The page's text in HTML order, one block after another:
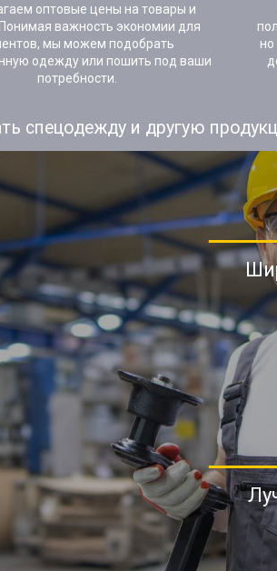
оптовые цены на товары и
Понимая важность экономии для
мы можем подобрать
одежду или пошить под ваши
потребности.
спецодежду и другую